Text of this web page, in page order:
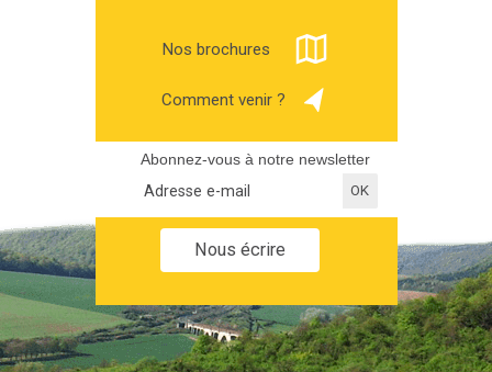
Nos brochures
Comment venir ?
Abonnez-vous à notre newsletter
Nous écrire